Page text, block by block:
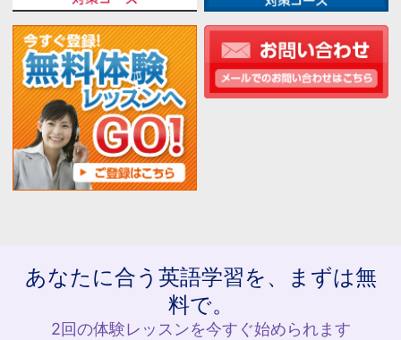
あなたに合う英語学習を、まずは無
料で。
2回の体験レッスンを今すぐ始められます